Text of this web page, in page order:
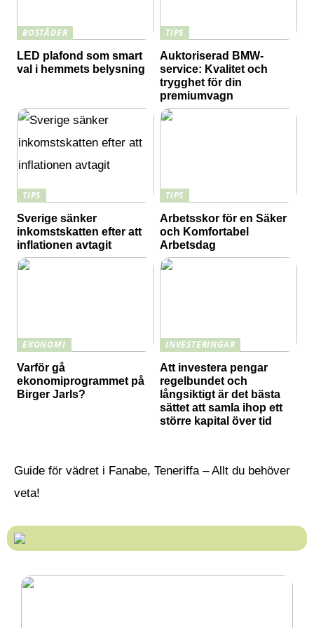
BOSTÄDER
LED plafond som smart
val i hemmets belysning
TIPS
Auktoriserad BMW-
service: Kvalitet och
trygghet för din
premiumvagn
TIPS
Sverige sänker
inkomstskatten efter att
inflationen avtagit
TIPS
Arbetsskor för en Säker
och Komfortabel
Arbetsdag
EKONOMI
Varför gå
ekonomiprogrammet på
Birger Jarls?
INVESTERINGAR
Att investera pengar
regelbundet och
långsiktigt är det bästa
sättet att samla ihop ett
större kapital över tid
Guide för vädret i Fanabe, Teneriffa – Allt du behöver
veta!